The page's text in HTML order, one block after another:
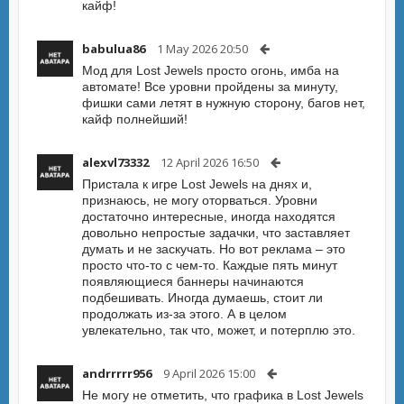
кайф!
babulua86 1 May 2026 20:50
Мод для Lost Jewels просто огонь, имба на
автомате! Все уровни пройдены за минуту,
фишки сами летят в нужную сторону, багов нет,
кайф полнейший!
alexvl73332 12 April 2026 16:50
Пристала к игре Lost Jewels на днях и,
признаюсь, не могу оторваться. Уровни
достаточно интересные, иногда находятся
довольно непростые задачки, что заставляет
думать и не заскучать. Но вот реклама – это
просто что-то с чем-то. Каждые пять минут
появляющиеся баннеры начинаются
подбешивать. Иногда думаешь, стоит ли
продолжать из-за этого. А в целом
увлекательно, так что, может, и потерплю это.
andrrrrr956 9 April 2026 15:00
Не могу не отметить, что графика в Lost Jewels